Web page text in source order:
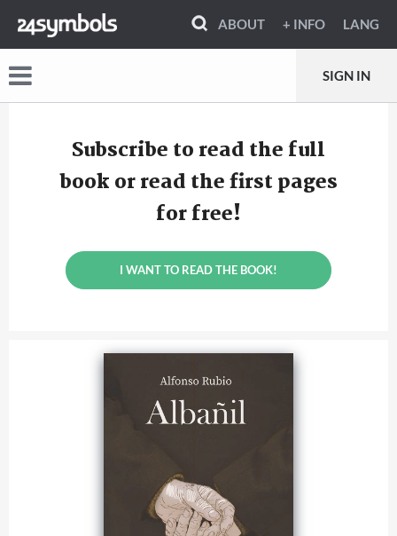
ABOUT + INFO LANG
SIGN IN
Subscribe to read the full
book or read the first pages
for free!
I WANT TO READ THE BOOK!